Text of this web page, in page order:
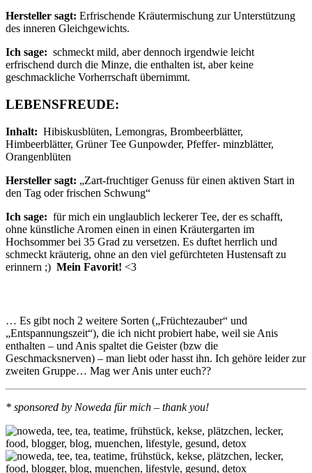
Hersteller sagt: Erfrischende Kräutermischung zur Unterstützung
des inneren Gleichgewichts.
Ich sage: schmeckt mild, aber dennoch irgendwie leicht
erfrischend durch die Minze, die enthalten ist, aber keine
geschmackliche Vorherrschaft übernimmt.
LEBENSFREUDE:
Inhalt: Hibiskusblüten, Lemongras, Brombeerblätter,
Himbeerblätter, Grüner Tee Gunpowder, Pfeffer- minzblätter,
Orangenblüten
Hersteller sagt: „Zart-fruchtiger Genuss für einen aktiven Start in
den Tag oder frischen Schwung“
Ich sage: für mich ein unglaublich leckerer Tee, der es schafft,
ohne künstliche Aromen einen in einen Kräutergarten im
Hochsommer bei 35 Grad zu versetzen. Es duftet herrlich und
schmeckt kräuterig, ohne an den viel gefürchteten Hustensaft zu
erinnern ;) Mein Favorit! <3
… Es gibt noch 2 weitere Sorten („Früchtezauber“ und
„Entspannungszeit“), die ich nicht probiert habe, weil sie Anis
enthalten – und Anis spaltet die Geister (bzw die
Geschmacksnerven) – man liebt oder hasst ihn. Ich gehöre leider zur
zweiten Gruppe… Mag wer Anis unter euch??
* sponsored by Noweda für mich – thank you!